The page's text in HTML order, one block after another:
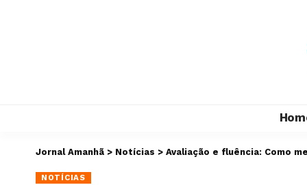
Jornal Amanhã > Notícias > Avaliação e fluência: Como
NOTÍCIAS